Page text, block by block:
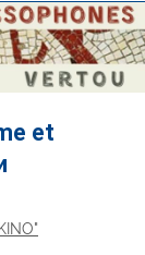
et